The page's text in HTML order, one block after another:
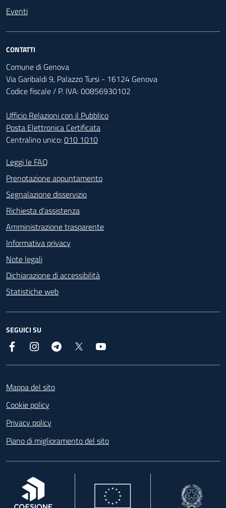
Eventi
CONTATTI
Comune di Genova
Via Garibaldi 9, Palazzo Tursi - 16124 Genova
Codice fiscale / P. IVA: 00856930102
Ufficio Relazioni con il Pubblico
Posta Elettronica Certificata
Centralino unico:010 1010
Footer - Contatti
Leggi le FAQ
Prenotazione appuntamento
Segnalazione disservizio
Richiesta d'assistenza
Amministrazione trasparente
Informativa privacy
Note legali
Dichiarazione di accessibilità
Statistiche web
SEGUICI SU
Facebook InstagramTelegram
Mappa del sito
Cookie policy
Privacy policy
Piano di miglioramento del sito
, apre in una nuova scheda